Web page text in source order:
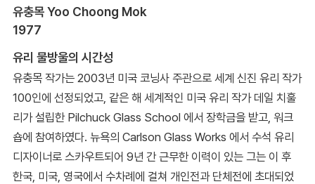
유충목 Yoo Choong Mok
1977
유리 물방울의 시간성
유충목 작가는 2003년 미국 코닝사 주관으로 세계 신진 유리 작가
100인에 선정되었고, 같은 해 세계적인 미국 유리 작가 데일 치훌
리가 설립한 Pilchuck Glass School 에서 장학금을 받고, 워크
숍에 참여하였다. 뉴욕의 Carlson Glass Works 에서 수석 유리
디자이너로 스카우트되어 9년 간 근무한 이력이 있는 그는 이 후
한국, 미국, 영국에서 수차례에 걸쳐 개인전과 단체전에 초대되었